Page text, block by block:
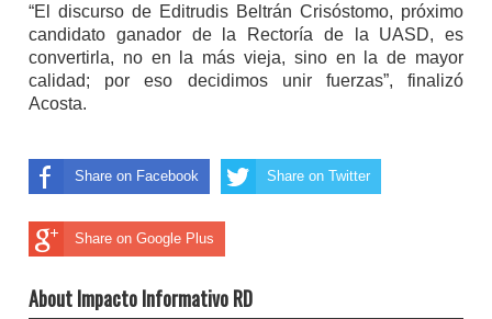
“El discurso de Editrudis Beltrán Crisóstomo, próximo
candidato ganador de la Rectoría de la UASD, es
convertirla, no en la más vieja, sino en la de mayor
calidad; por eso decidimos unir fuerzas”, finalizó
Acosta.
Share on Facebook Share on Twitter
Share on Google Plus
About Impacto Informativo RD